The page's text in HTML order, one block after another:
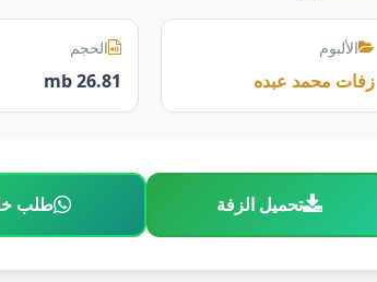
الألبوم
زفات محمد عبده
الحجم
26.81 mb
تحميل الزفة طلب